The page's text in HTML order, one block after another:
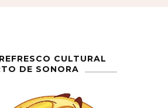
CULTURAL
DE SONORA